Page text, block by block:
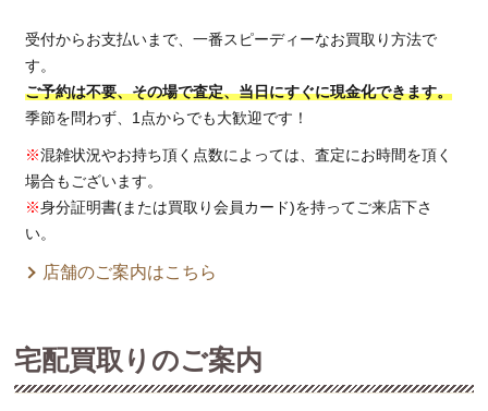
受付からお支払いまで、一番スピーディーなお買取り方法で
す。
ご予約は不要、その場で査定、当日にすぐに現金化できます。
季節を問わず、1点からでも大歓迎です！
※混雑状況やお持ち頂く点数によっては、査定にお時間を頂く
場合もございます。
※身分証明書(または買取り会員カード)を持ってご来店下さ
い。
店舗のご案内はこちら
宅配買取りのご案内